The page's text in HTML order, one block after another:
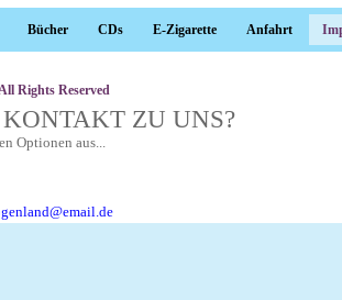
Bücher CDs E-Zigarette Anfahrt
Rights Reserved
ZU UNS?
Optionen aus...